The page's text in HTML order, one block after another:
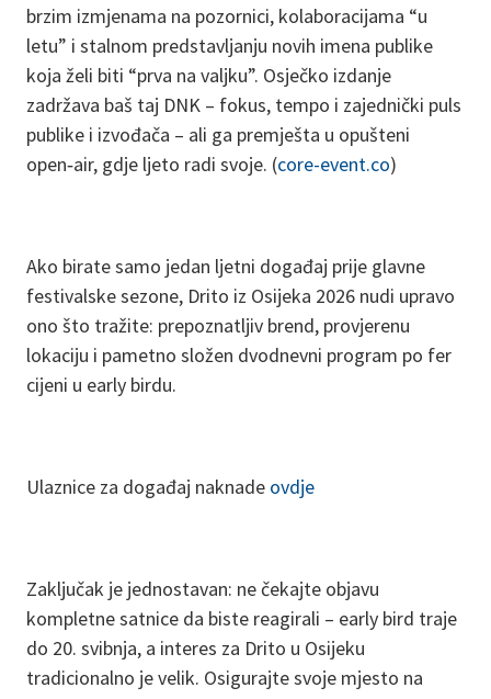
brzim izmjenama na pozornici, kolaboracijama “u
letu” i stalnom predstavljanju novih imena publike
koja želi biti “prva na valjku”. Osječko izdanje
zadržava baš taj DNK – fokus, tempo i zajednički puls
publike i izvođača – ali ga premješta u opušteni
open‑air, gdje ljeto radi svoje. (core-event.co)
Ako birate samo jedan ljetni događaj prije glavne
festivalske sezone, Drito iz Osijeka 2026 nudi upravo
ono što tražite: prepoznatljiv brend, provjerenu
lokaciju i pametno složen dvodnevni program po fer
cijeni u early birdu.
Ulaznice za događaj naknade ovdje
Zaključak je jednostavan: ne čekajte objavu
kompletne satnice da biste reagirali – early bird traje
do 20. svibnja, a interes za Drito u Osijeku
tradicionalno je velik. Osigurajte svoje mjesto na